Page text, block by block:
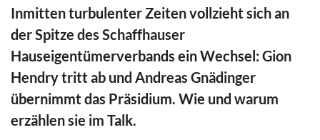
seconds
of
17
minutes,
13
seconds
Inmitten turbulenter Zeiten vollzieht sich an
der Spitze des Schaffhauser
Hauseigentümerverbands ein Wechsel: Gion
Hendry tritt ab und Andreas Gnädinger
übernimmt das Präsidium. Wie und warum
erzählen sie im Talk.